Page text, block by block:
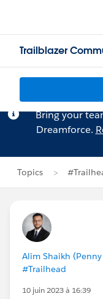
Trailblazer
Bring your
Dreamforce.
Topics
Alim Shaikh
#Trailhead
10 juin 2023 à 16:39